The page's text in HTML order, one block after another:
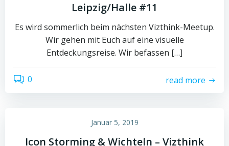
Leipzig/Halle #11
Es wird sommerlich beim nächsten Vizthink-Meetup.
Wir gehen mit Euch auf eine visuelle
Entdeckungsreise. Wir befassen […]
0 read more
Januar 5, 2019
Icon Storming & Wichteln – Vizthink